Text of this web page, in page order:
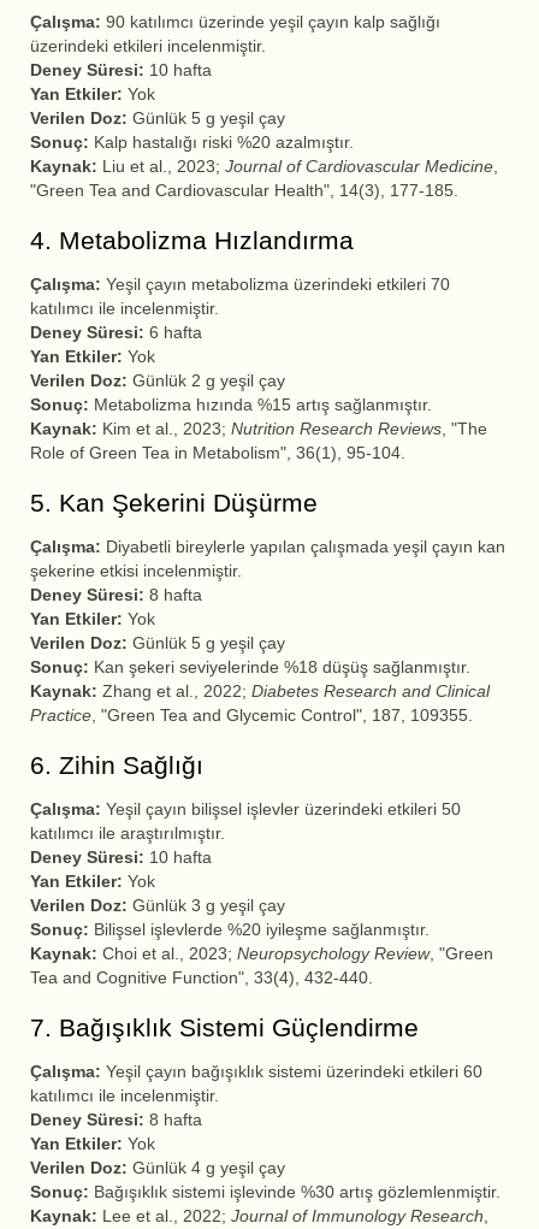
Çalışma: 90 katılımcı üzerinde yeşil çayın kalp sağlığı
üzerindeki etkileri incelenmiştir.
Deney Süresi: 10 hafta
Yan Etkiler: Yok
Verilen Doz: Günlük 5 g yeşil çay
Sonuç: Kalp hastalığı riski %20 azalmıştır.
Kaynak: Liu et al., 2023; Journal of Cardiovascular Medicine,
"Green Tea and Cardiovascular Health", 14(3), 177-185.
4. Metabolizma Hızlandırma
Çalışma: Yeşil çayın metabolizma üzerindeki etkileri 70
katılımcı ile incelenmiştir.
Deney Süresi: 6 hafta
Yan Etkiler: Yok
Verilen Doz: Günlük 2 g yeşil çay
Sonuç: Metabolizma hızında %15 artış sağlanmıştır.
Kaynak: Kim et al., 2023; Nutrition Research Reviews, "The
Role of Green Tea in Metabolism", 36(1), 95-104.
5. Kan Şekerini Düşürme
Çalışma: Diyabetli bireylerle yapılan çalışmada yeşil çayın kan
şekerine etkisi incelenmiştir.
Deney Süresi: 8 hafta
Yan Etkiler: Yok
Verilen Doz: Günlük 5 g yeşil çay
Sonuç: Kan şekeri seviyelerinde %18 düşüş sağlanmıştır.
Kaynak: Zhang et al., 2022; Diabetes Research and Clinical
Practice, "Green Tea and Glycemic Control", 187, 109355.
6. Zihin Sağlığı
Çalışma: Yeşil çayın bilişsel işlevler üzerindeki etkileri 50
katılımcı ile araştırılmıştır.
Deney Süresi: 10 hafta
Yan Etkiler: Yok
Verilen Doz: Günlük 3 g yeşil çay
Sonuç: Bilişsel işlevlerde %20 iyileşme sağlanmıştır.
Kaynak: Choi et al., 2023; Neuropsychology Review, "Green
Tea and Cognitive Function", 33(4), 432-440.
7. Bağışıklık Sistemi Güçlendirme
Çalışma: Yeşil çayın bağışıklık sistemi üzerindeki etkileri 60
katılımcı ile incelenmiştir.
Deney Süresi: 8 hafta
Yan Etkiler: Yok
Verilen Doz: Günlük 4 g yeşil çay
Sonuç: Bağışıklık sistemi işlevinde %30 artış gözlemlenmiştir.
Kaynak: Lee et al., 2022; Journal of Immunology Research,